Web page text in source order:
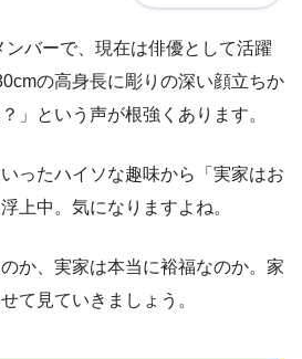
バーで、現在は俳優として活躍
の高身長に彫りの深い顔立ちか
」という声が根強くあります。
ったハイソな趣味から「実家はお
上中。気になりますよね。
か、実家は本当に裕福なのか。家
て見ていきましょう。